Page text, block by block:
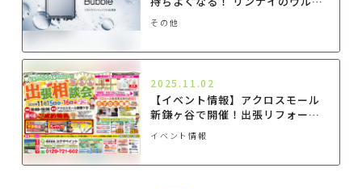
ラファインバブル給湯器で始める
「きれい」な暮らし
その他
2025.11.02
【イベント情報】アクロスモール
新鎌ヶ谷で開催！出張リフォーム
相談会
イベント情報